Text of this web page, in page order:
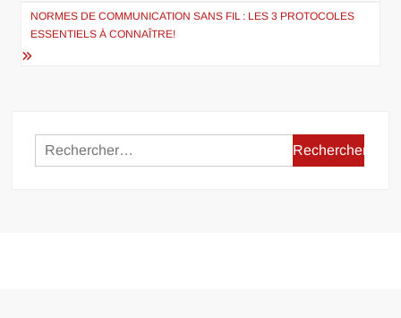
l’article
NORMES DE COMMUNICATION SANS FIL : LES 3 PROTOCOLES
ESSENTIELS À CONNAÎTRE!
Rechercher :